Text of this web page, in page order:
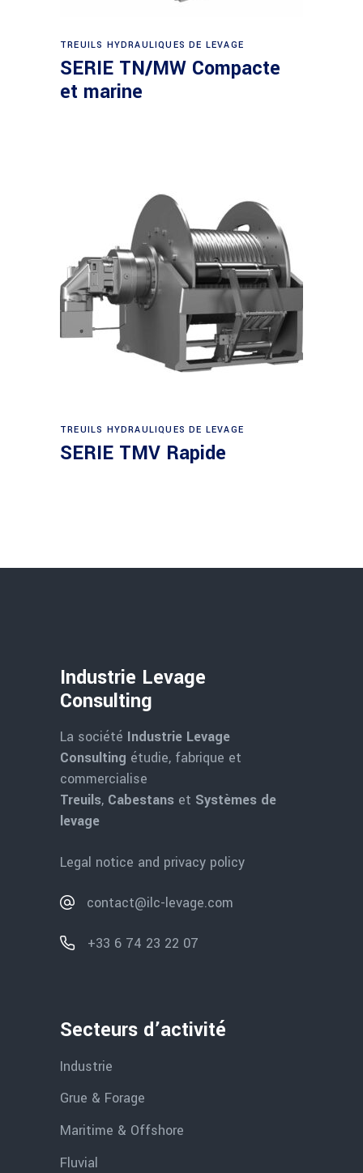
Demande de devis
TREUILS HYDRAULIQUES DE LEVAGE
SERIE TN/MW Compacte
et marine
Demande de devis
TREUILS HYDRAULIQUES DE LEVAGE
SERIE TMV Rapide
Industrie Levage
Consulting
La société Industrie Levage
Consulting étudie, fabrique et
commercialise
Treuils, Cabestans et Systèmes de
levage
Legal notice and privacy policy
contact@ilc-levage.com
+33 6 74 23 22 07
Secteurs d’activité
Industrie
Grue & Forage
Maritime & Offshore
Fluvial